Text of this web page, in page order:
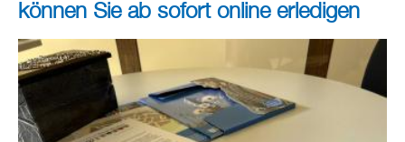
können Sie ab sofort online erledigen